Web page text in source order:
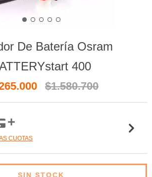
De Batería Osram
400
$1.580.700
CUOTAS